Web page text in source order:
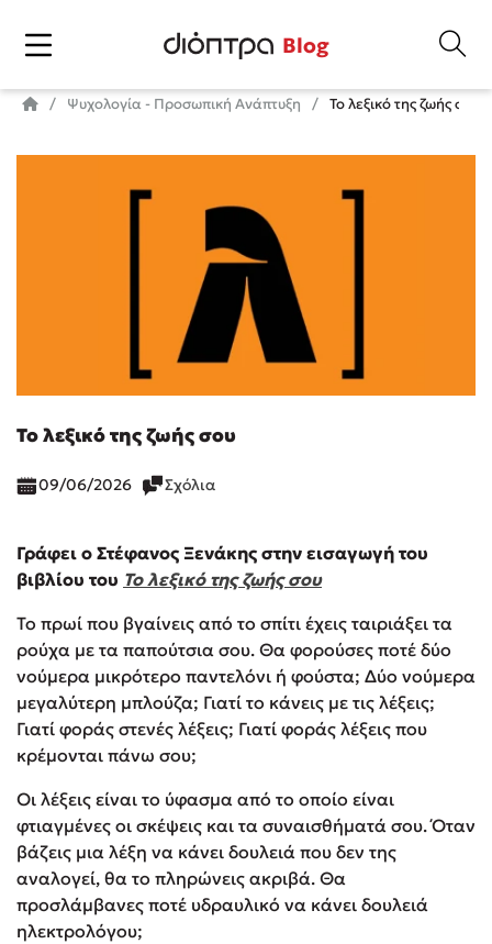
Blog
Ψυχολογία - Προσωπική Ανάπτυξη Το λεξικό της ζωής σου
Το λεξικό της ζωής σου
09/06/2026 Σχόλια
Γράφει ο Στέφανος Ξενάκης στην εισαγωγή του
βιβλίου του Το λεξικό της ζωής σου
Το πρωί που βγαίνεις από το σπίτι έχεις ταιριάξει τα
ρούχα με τα παπούτσια σου. Θα φορούσες ποτέ δύο
νούμερα μικρότερο παντελόνι ή φούστα; Δύο νούμερα
μεγαλύτερη μπλούζα; Γιατί το κάνεις με τις λέξεις;
Γιατί φοράς στενές λέξεις; Γιατί φοράς λέξεις που
κρέμονται πάνω σου;
Οι λέξεις είναι το ύφασμα από το οποίο είναι
φτιαγμένες οι σκέψεις και τα συναισθήματά σου. Όταν
βάζεις μια λέξη να κάνει δουλειά που δεν της
αναλογεί, θα το πληρώνεις ακριβά. Θα
προσλάμβανες ποτέ υδραυλικό να κάνει δουλειά
ηλεκτρολόγου;